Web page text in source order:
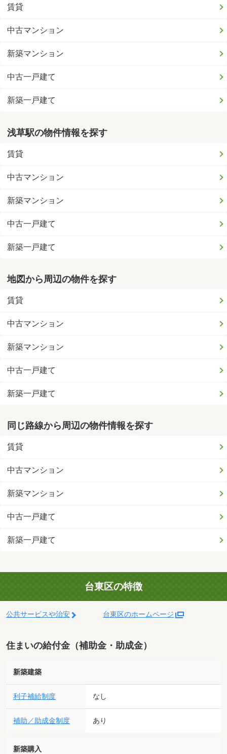
賃貸
中古マンション
新築マンション
中古一戸建て
新築一戸建て
浅草駅の物件情報を探す
賃貸
中古マンション
新築マンション
中古一戸建て
新築一戸建て
地図から周辺の物件を探す
賃貸
中古マンション
新築マンション
中古一戸建て
新築一戸建て
同じ路線から周辺の物件情報を探す
賃貸
中古マンション
新築マンション
中古一戸建て
新築一戸建て
台東区の特徴
公共サービスや治安 台東区のホームページ
住まいの給付金（補助金・助成金）
新築建築
利子補給制度 なし
補助／助成金制度 あり
新築購入